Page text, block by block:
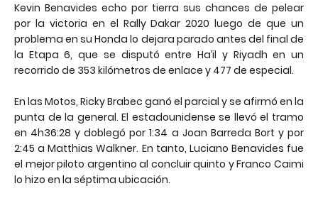
Kevin Benavides echo por tierra sus chances de pelear
por la victoria en el Rally Dakar 2020 luego de que un
problema en su Honda lo dejara parado antes del final de
la Etapa 6, que se disputó entre Ha’il y Riyadh en un
recorrido de 353 kilómetros de enlace y 477 de especial.
En las Motos, Ricky Brabec ganó el parcial y se afirmó en la
punta de la general. El estadounidense se llevó el tramo
en 4h36:28 y doblegó por 1:34 a Joan Barreda Bort y por
2:45 a Matthias Walkner. En tanto, Luciano Benavides fue
el mejor piloto argentino al concluir quinto y Franco Caimi
lo hizo en la séptima ubicación.